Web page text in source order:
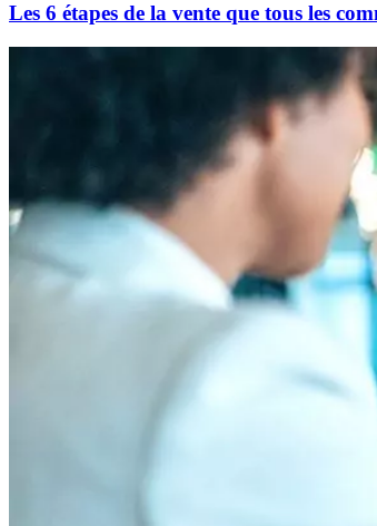
Les 6 étapes de la vente que tous les